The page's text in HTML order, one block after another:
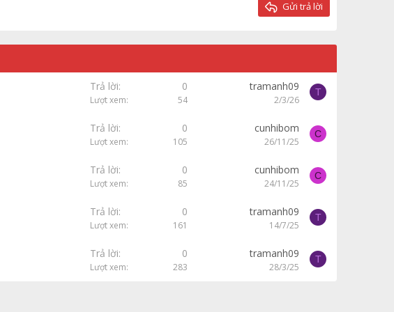
Gửi trả lời
Trả lời 0
Lượt xem 54
tramanh09
2/3/26
T
Trả lời 0
Lượt xem 105
cunhibom
26/11/25
C
Trả lời 0
Lượt xem 85
cunhibom
24/11/25
C
Trả lời 0
Lượt xem 161
tramanh09
14/7/25
T
Trả lời 0
Lượt xem 283
tramanh09
28/3/25
T